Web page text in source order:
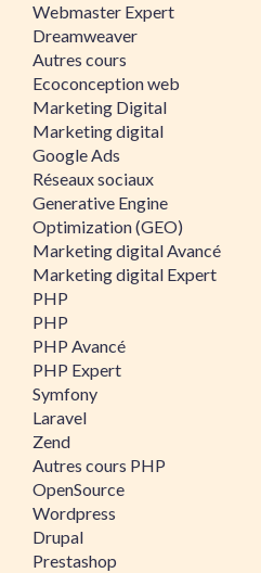
Webmaster Expert
Dreamweaver
Autres cours
Ecoconception web
Marketing Digital
Marketing digital
Google Ads
Réseaux sociaux
Generative Engine
Optimization (GEO)
Marketing digital Avancé
Marketing digital Expert
PHP
PHP
PHP Avancé
PHP Expert
Symfony
Laravel
Zend
Autres cours PHP
OpenSource
Wordpress
Drupal
Prestashop